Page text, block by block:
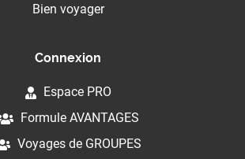
Bien voyager
Connexion
Espace PRO
Formule AVANTAGES
Voyages de GROUPES